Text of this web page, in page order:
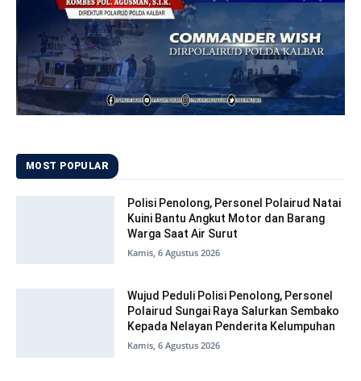
MOST POPULAR
Polisi Penolong, Personel Polairud Natai
Kuini Bantu Angkut Motor dan Barang
Warga Saat Air Surut
Kamis, 6 Agustus 2026
Wujud Peduli Polisi Penolong, Personel
Polairud Sungai Raya Salurkan Sembako
Kepada Nelayan Penderita Kelumpuhan
Kamis, 6 Agustus 2026